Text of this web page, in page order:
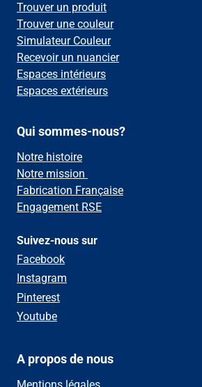
Trouver un produit
Trouver une couleur
Simulateur Couleur
Recevoir un nuancier
Espaces intérieurs
Espaces extérieurs
Qui sommes-nous?
Notre histoire
Notre mission
Fabrication Française
Engagement RSE
Suivez-nous sur
Facebook
Instagram
Pinterest
Youtube
A propos de nous